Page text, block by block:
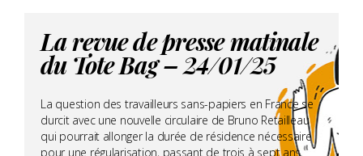
La revue de presse matinale
du Tote Bag – 24/01/25
La question des travailleurs sans-papiers en France se
durcit avec une nouvelle circulaire de Bruno Retailleau
qui pourrait allonger la durée de résidence nécessaire
pour une régularisation, passant de trois à sept ans.